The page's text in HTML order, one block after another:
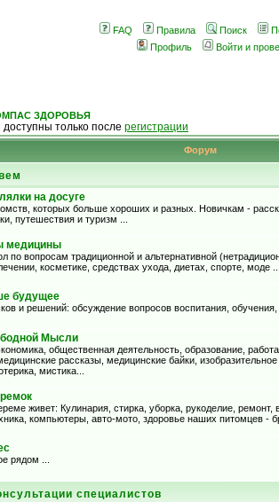
FAQ Правила Поиск
Профиль
Войти и
ЗДОРОВЬЯ
только после регистрации
Форум
на досуге
которых больше хороших и разных. Новичкам -
путешествия и туризм ...
медицины
по вопросам традиционной и альтернативной
косметике, средствах ухода, диетах, спорте, моде
будущее
и решений: обсуждение вопросов воспитания,
Мысли
общественная деятельность, образование,
рассказы, медицинские байки,
мистика...
живет: Кулинария, стирка, уборка, рукоделие,
компьютеры, авто-мото, здоровье наших питомцев -
рядом ...
специалистов